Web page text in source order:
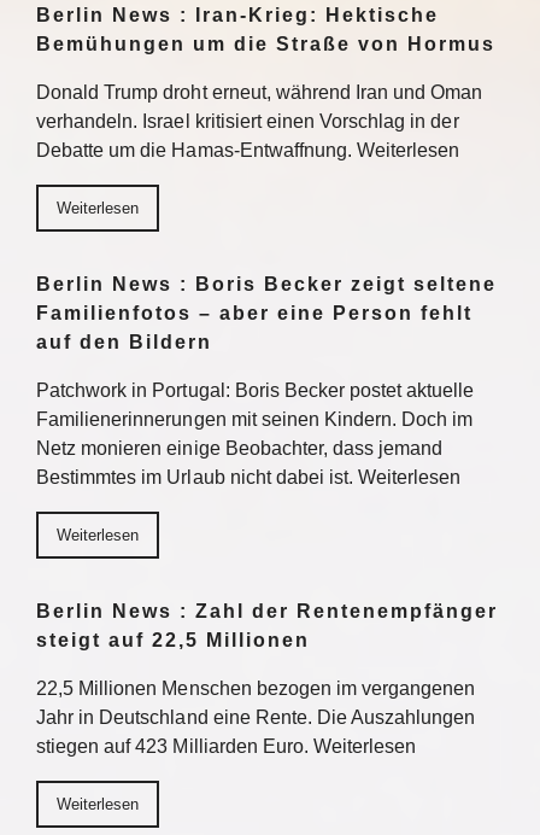
Berlin News : Iran-Krieg: Hektische
Bemühungen um die Straße von Hormus
Donald Trump droht erneut, während Iran und Oman
verhandeln. Israel kritisiert einen Vorschlag in der
Debatte um die Hamas-Entwaffnung. Weiterlesen
Weiterlesen
Berlin News : Boris Becker zeigt seltene
Familienfotos – aber eine Person fehlt
auf den Bildern
Patchwork in Portugal: Boris Becker postet aktuelle
Familienerinnerungen mit seinen Kindern. Doch im
Netz monieren einige Beobachter, dass jemand
Bestimmtes im Urlaub nicht dabei ist. Weiterlesen
Weiterlesen
Berlin News : Zahl der Rentenempfänger
steigt auf 22,5 Millionen
22,5 Millionen Menschen bezogen im vergangenen
Jahr in Deutschland eine Rente. Die Auszahlungen
stiegen auf 423 Milliarden Euro. Weiterlesen
Weiterlesen